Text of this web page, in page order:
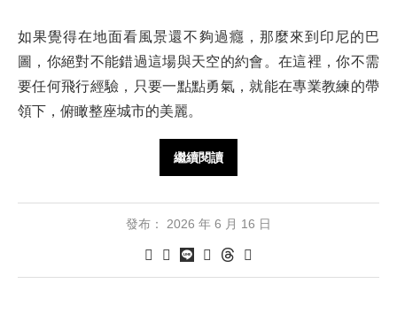
如果覺得在地面看風景還不夠過癮，那麼來到印尼的巴
圖，你絕對不能錯過這場與天空的約會。在這裡，你不需
要任何飛行經驗，只要一點點勇氣，就能在專業教練的帶
領下，俯瞰整座城市的美麗。
繼續閱讀
發布： 2026 年 6 月 16 日